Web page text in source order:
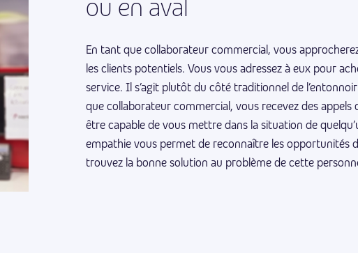
ou en aval
En tant que collaborateur commercial, vous
les clients potentiels. Vous vous adressez à eux pour
service. Il s’agit plutôt du côté traditionnel de
que collaborateur commercial, vous recevez des appels
être capable de vous mettre dans la situation de
empathie vous permet de reconnaître les opportunités
trouvez la bonne solution au problème de cette